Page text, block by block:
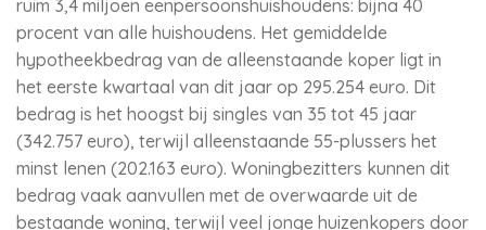
ruim 3,4 miljoen eenpersoonshuishoudens: bijna 40
procent van alle huishoudens. Het gemiddelde
hypotheekbedrag van de alleenstaande koper ligt in
het eerste kwartaal van dit jaar op 295.254 euro. Dit
bedrag is het hoogst bij singles van 35 tot 45 jaar
(342.757 euro), terwijl alleenstaande 55-plussers het
minst lenen (202.163 euro). Woningbezitters kunnen dit
bedrag vaak aanvullen met de overwaarde uit de
bestaande woning, terwijl veel jonge huizenkopers door